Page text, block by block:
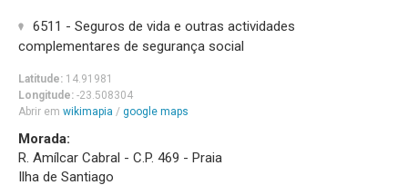
6511 - Seguros de vida e outras actividades
complementares de segurança social
Latitude: 14.91981
Longitude: -23.508304
Abrir em wikimapia / google maps
Morada:
R. Amílcar Cabral - C.P. 469 - Praia
Ilha de Santiago